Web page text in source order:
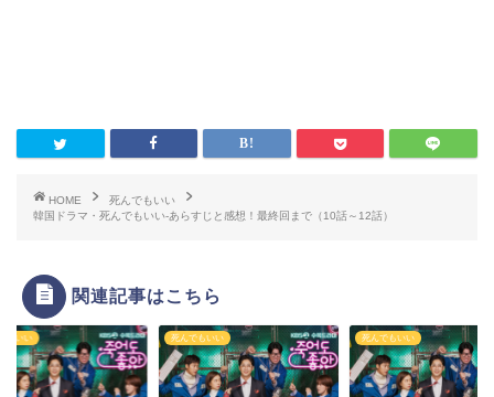
HOME
死んでもいい
韓国ドラマ・死んでもいい-あらすじと感想！最終回まで（10話～12話）
関連記事はこちら
もいい 死んでもいい 死んでもいい